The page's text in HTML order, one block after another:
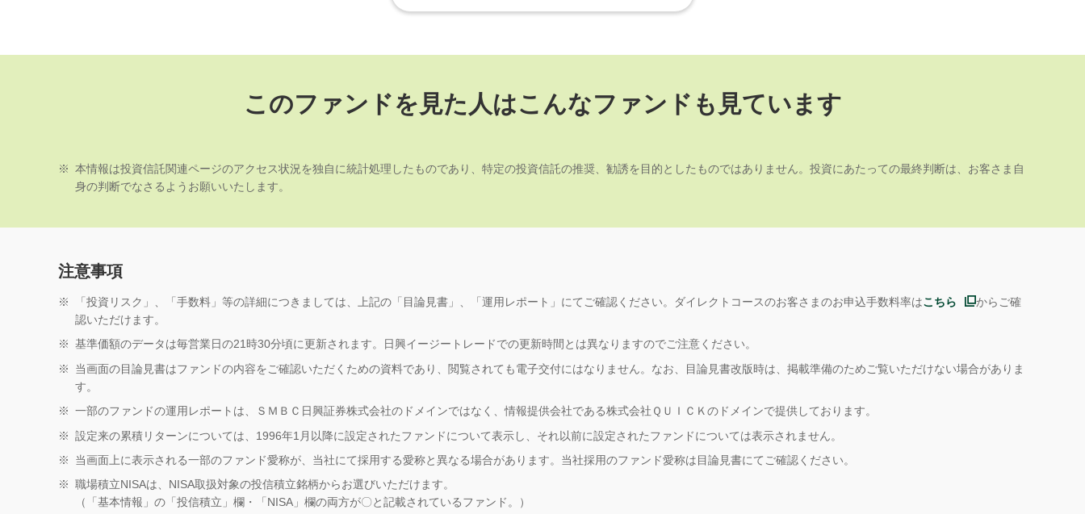
このファンドを見た人はこんなファンドも見ています
※ 本情報は投資信託関連ページのアクセス状況を独自に統計処理したものであり、特定の投資信託の推奨、勧誘を目的としたものではありません。投資にあたっての最終判断は、お客さま自
身の判断でなさるようお願いいたします。
注意事項
※ 「投資リスク」、「手数料」等の詳細につきましては、上記の「目論見書」、「運用レポート」にてご確認ください。ダイレクトコースのお客さまのお申込手数料率はこちら
からご確
認いただけます。
※ 基準価額のデータは毎営業日の21時30分頃に更新されます。日興イージートレードでの更新時間とは異なりますのでご注意ください。
※
当画面の目論見書はファンドの内容をご確認いただくための資料であり、閲覧されても電子交付にはなりません。なお、目論見書改版時は、掲載準備のためご覧いただけない場合がありま
す。
※ 一部のファンドの運用レポートは、ＳＭＢＣ日興証券株式会社のドメインではなく、情報提供会社である株式会社ＱＵＩＣＫのドメインで提供しております。
※ 設定来の累積リターンについては、1996年1月以降に設定されたファンドについて表示し、それ以前に設定されたファンドについては表示されません。
※
当画面上に表示される一部のファンド愛称が、当社にて採用する愛称と異なる場合があります。当社採用のファンド愛称は目論見書にてご確認ください。
※ 職場積立NISAは、NISA取扱対象の投信積立銘柄からお選びいただけます。
（「基本情報」の「投信積立」欄・「NISA」欄の両方が〇と記載されているファンド。）